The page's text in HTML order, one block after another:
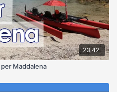
23:42
Maddalena